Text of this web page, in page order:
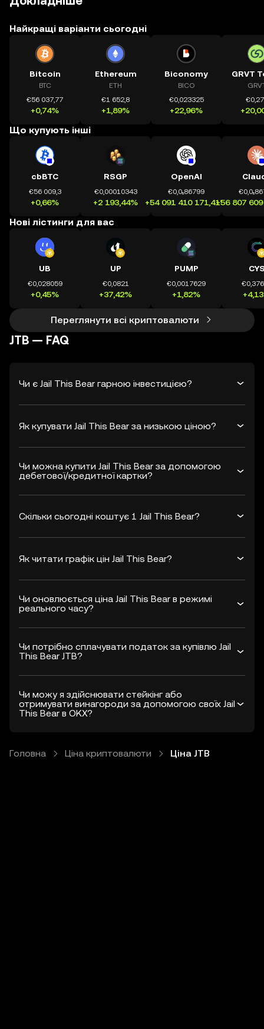
Найкращі варіанти сьогодні
Bitcoin
BTC
€56 037,77
+0,74%
Ethereum
ETH
€1 652,8
+1,89%
Biconomy
BICO
€0,023325
+22,96%
GRVT
Що купують інші
cbBTC
€56 009,3
+0,66%
RSGP
€0,00010343
+2 193,44%
OpenAI
€0,0₅86799
+54 091 410 171,41%+56 807
Нові лістинги для вас
UB
€0,028059
+0,45%
UP
€0,0821
+37,42%
PUMP
€0,0017629
+1,82%
Переглянути всі криптовалюти
JTB — FAQ
Чи є Jail This Bear гарною інвестицією?
Як купувати Jail This Bear за низькою ціною?
Чи можна купити Jail This Bear за допомогою
дебетової/кредитної картки?
Скільки сьогодні коштує 1 Jail This Bear?
Як читати графік цін Jail This Bear?
Чи оновлюється ціна Jail This Bear в режимі
реального часу?
Чи потрібно сплачувати податок за купівлю Jail
This Bear JTB?
Чи можу я здійснювати стейкінг або
отримувати винагороди за допомогою своїх Jail
This Bear в OKX?
Головна Ціна криптовалюти Ціна JTB